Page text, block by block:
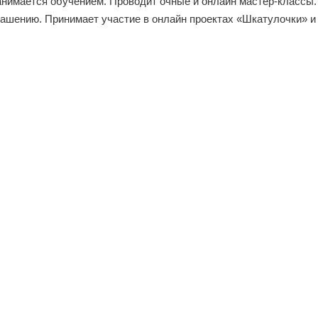
Принимает участие в онлайн проектах «Шкатулочки»